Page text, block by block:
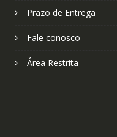
Prazo de Entrega
Fale conosco
Área Restrita